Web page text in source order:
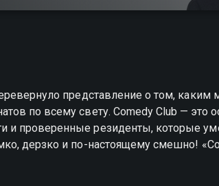
представление о том,
по всему свету. Comedy Club — это
и проверенные резиденты, которые
дерзко и по-настоящему смешно!